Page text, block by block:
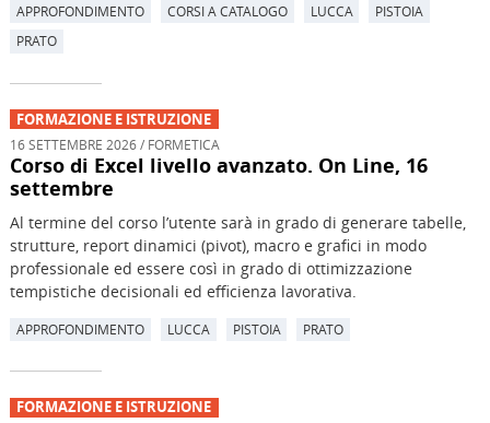
APPROFONDIMENTO CORSI A CATALOGO LUCCA
PISTOIA
PRATO
FORMAZIONE E ISTRUZIONE
16 SETTEMBRE 2026 / FORMETICA
Corso di Excel livello avanzato. On Line, 16
settembre
Al termine del corso l’utente sarà in grado di generare tabelle,
strutture, report dinamici (pivot), macro e grafici in modo
professionale ed essere così in grado di ottimizzazione
tempistiche decisionali ed efficienza lavorativa.
APPROFONDIMENTO LUCCA PISTOIA PRATO
FORMAZIONE E ISTRUZIONE